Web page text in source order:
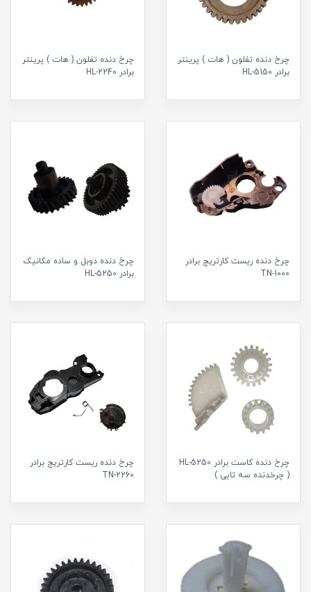
چرخ دنده تفلون ( هات ) پرینتر
برادر HL-5150
چرخ دنده تفلون ( هات ) پرینتر
برادر HL-2240
چرخ دنده ریست کارتریج برادر
TN-1000
چرخ دنده دوبل و ساده مکانیک
برادر HL-5250
چرخ دنده کاست برادر HL-5250
( چرخدنده سه تایی )
چرخ دنده ریست کارتریج برادر
TN-2260